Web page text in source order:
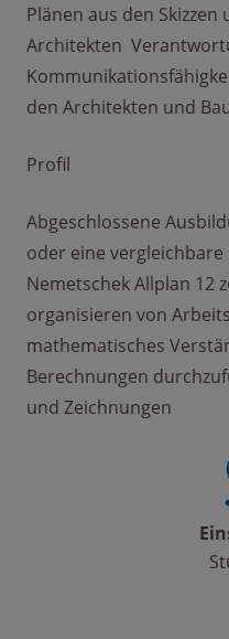
Plänen aus den
Architekten
den Architekten und
Profil
Abgeschlossene
oder eine
Nemetschek Allplan 12
organisieren von
mathematisches
Berechnungen
und Zeichnungen